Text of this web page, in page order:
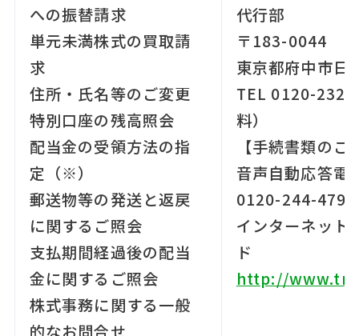
への振替請求
単元未満株式の買取請
求
住所・氏名等のご変更
特別口座の残高照会
配当金の受領方法の指
定（※）
郵送物等の発送と返戻
に関するご照会
支払期間経過後の配当
金に関するご照会
株式事務に関する一般
的なお問合せ
代行部
〒183-0044
東京都府中市日
TEL 0120-232-
料）
【手続書類の
音声自動応答電
0120-244-479
インターネット
ド
http://